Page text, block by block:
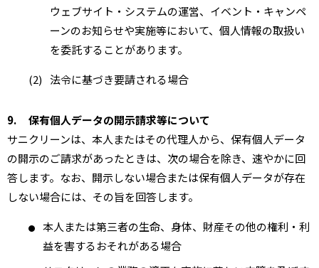
ウェブサイト・システムの運営、イベント・キャンペ
ーンのお知らせや実施等において、個人情報の取扱い
を委託することがあります。
(2) 法令に基づき要請される場合
9.
保有個人データの開示請求等について
サニクリーンは、本人またはその代理人から、保有個人データ
の開示のご請求があったときは、次の場合を除き、速やかに回
答します。なお、開示しない場合または保有個人データが存在
しない場合には、その旨を回答します。
●
本人または第三者の生命、身体、財産その他の権利・利
益を害するおそれがある場合